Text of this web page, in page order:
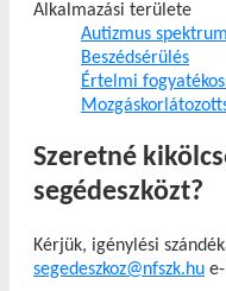
Alkalmazási területe
Autizmus
Beszédsérülés
Értelmi
Szeretné
segédeszközt?
Kérjük, igénylési
segedeszkoz@nfszk.hu